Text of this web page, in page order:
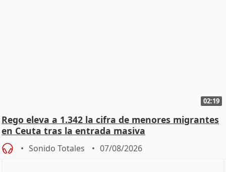
02:19
Rego eleva a 1.342 la cifra de menores migrantes
en Ceuta tras la entrada masiva
Sonido Totales 07/08/2026